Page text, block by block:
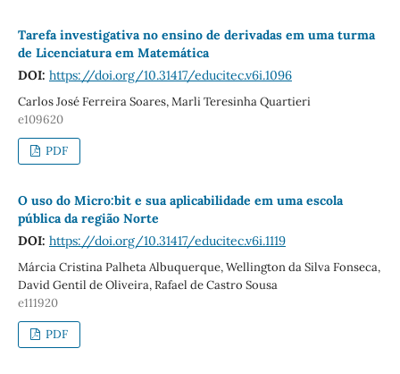
Tarefa investigativa no ensino de derivadas em uma turma
de Licenciatura em Matemática
DOI: https://doi.org/10.31417/educitec.v6i.1096
Carlos José Ferreira Soares, Marli Teresinha Quartieri
e109620
PDF
O uso do Micro:bit e sua aplicabilidade em uma escola
pública da região Norte
DOI: https://doi.org/10.31417/educitec.v6i.1119
Márcia Cristina Palheta Albuquerque, Wellington da Silva Fonseca,
David Gentil de Oliveira, Rafael de Castro Sousa
e111920
PDF